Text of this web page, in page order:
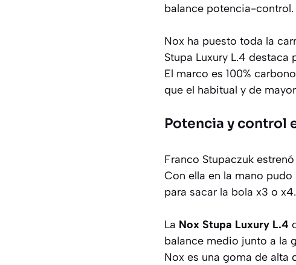
balance potencia-control.
Nox ha puesto toda la
Stupa Luxury L.4 destaca
El marco es 100%
que el habitual y de
Potencia y control
Franco Stupaczuk
Con ella en la mano
para sacar la bola x3 o
La Nox Stupa Luxury L.4
balance medio junto a la
Nox es una goma de alta